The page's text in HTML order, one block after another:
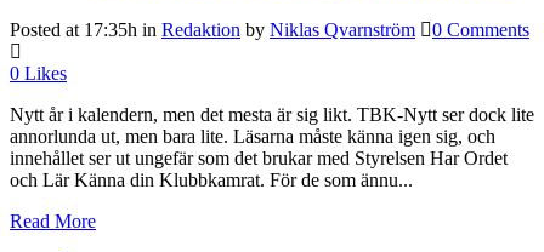
Posted at 17:35h in Redaktion by Niklas Qvarnström 0 Comments
0 Likes
Nytt år i kalendern, men det mesta är sig likt. TBK-Nytt ser dock lite
annorlunda ut, men bara lite. Läsarna måste känna igen sig, och
innehållet ser ut ungefär som det brukar med Styrelsen Har Ordet
och Lär Känna din Klubbkamrat. För de som ännu...
Read More